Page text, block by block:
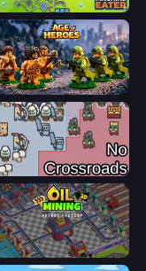
Machine Eater
Age of Heroes
No Crossroads
Oil Mining 3D: Petrol Factory